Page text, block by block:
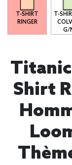
T-SHIRT
RINGER
T-
G/
Shirt